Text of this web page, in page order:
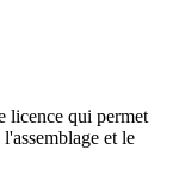
licence qui permet
et le